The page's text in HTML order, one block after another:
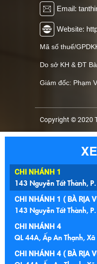
Email:
Website:
Mã số thuế/
Do sở KH & ĐT
Giám đốc: Phạm
Copyright © 2020
CHI NHÁNH 1
143 Nguyễn Tất Thành,
CHI NHÁNH 1 ( BÀ RỊA
143 Nguyễn Tất Thành,
CHI NHÁNH 4
QL 44A, Ấp An Thạnh,
CHI NHÁNH 4 ( BÀ RỊA